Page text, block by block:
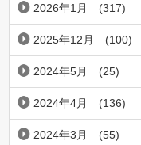
2026年1月 (317)
2025年12月 (100)
2024年5月 (25)
2024年4月 (136)
2024年3月 (55)